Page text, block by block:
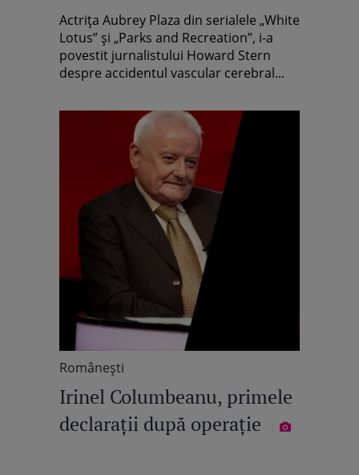
„Am paralizat”
Actrița Aubrey Plaza din serialele „White
Lotus” și „Parks and Recreation”, i-a
povestit jurnalistului Howard Stern
despre accidentul vascular cerebral...
Româneşti
Irinel Columbeanu, primele
declarații după operație